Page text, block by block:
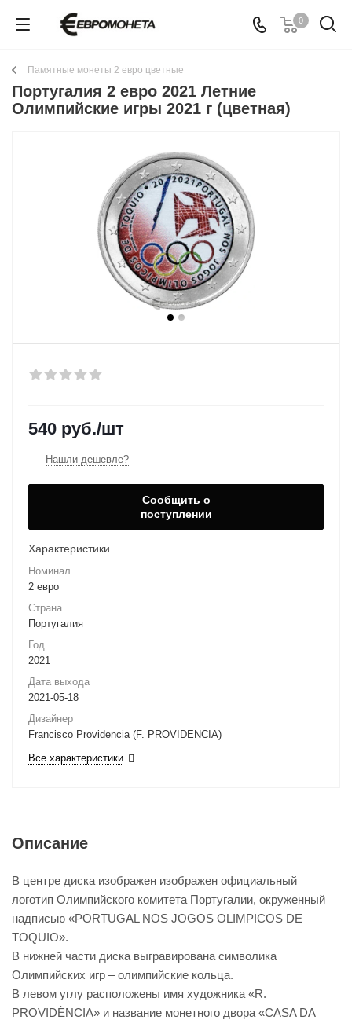
0
Памятные монеты 2 евро цветные
Португалия 2 евро 2021 Летние
Олимпийские игры 2021 г (цветная)
540 руб./шт
Нашли дешевле?
Сообщить о
поступлении
Характеристики
Номинал
2 евро
Страна
Португалия
Год
2021
Дата выхода
2021-05-18
Дизайнер
Francisco Providencia (F. PROVIDENCIA)
Все характеристики
Описание
В центре диска изображен изображен официальный
логотип Олимпийского комитета Португалии, окруженный
надписью «PORTUGAL NOS JOGOS OLIMPICOS DE
TOQUIO».
В нижней части диска выгравирована символика
Олимпийских игр – олимпийские кольца.
В левом углу расположены имя художника «R.
PROVIDÈNCIA» и название монетного двора «CASA DA